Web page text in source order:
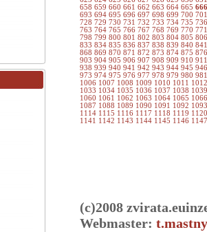
658 659 660 661 662 663 664 665
693 694 695 696 697 698 699 700
728 729 730 731 732 733 734 735
763 764 765 766 767 768 769 770
798 799 800 801 802 803 804 805
833 834 835 836 837 838 839 840
868 869 870 871 872 873 874 875
903 904 905 906 907 908 909 910
938 939 940 941 942 943 944 945
973 974 975 976 977 978 979 980
1006 1007 1008 1009 1010 1011
1033 1034 1035 1036 1037 1038
1060 1061 1062 1063 1064 1065
1087 1088 1089 1090 1091 1092
1114 1115 1116 1117 1118 1119
1141 1142 1143 1144 1145 1146
(c)2008
Webmaster: